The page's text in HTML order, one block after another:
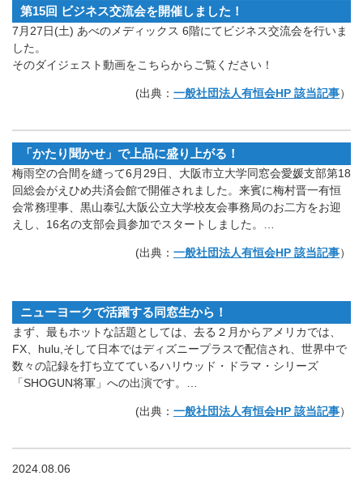
第15回 ビジネス交流会を開催しました！
7月27日(土) あべのメディックス 6階にてビジネス交流会を行いま
した。
そのダイジェスト動画をこちらからご覧ください！
(出典： 一般社団法人有恒会HP 該当記事）
「かたり聞かせ」で上品に盛り上がる！
梅雨空の合間を縫って6月29日、大阪市立大学同窓会愛媛支部第18
回総会がえひめ共済会館で開催されました。来賓に梅村晋一有恒
会常務理事、黒山泰弘大阪公立大学校友会事務局のお二方をお迎
えし、16名の支部会員参加でスタートしました。…
(出典： 一般社団法人有恒会HP 該当記事）
ニューヨークで活躍する同窓生から！
まず、最もホットな話題としては、去る２月からアメリカでは、
FX、hulu,そして日本ではディズニープラスで配信され、世界中で
数々の記録を打ち立てているハリウッド・ドラマ・シリーズ
「SHOGUN将軍」への出演です。…
(出典： 一般社団法人有恒会HP 該当記事）
2024.08.06